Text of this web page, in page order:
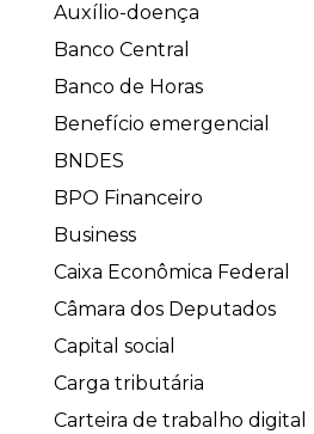
Auxílio-doença
Banco Central
Banco de Horas
Benefício emergencial
BNDES
BPO Financeiro
Business
Caixa Econômica Federal
Câmara dos Deputados
Capital social
Carga tributária
Carteira de trabalho digital